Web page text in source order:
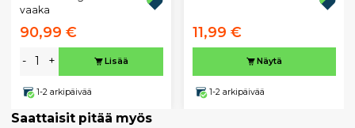
vaaka
90,99 €
- + Lisää
1-2 arkipäivää
11,99 €
Näytä
1-2 arkipäivää
Saattaisit pitää myös